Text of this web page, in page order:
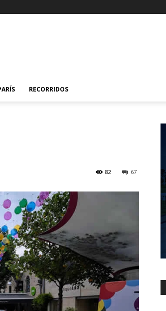
RECORRIDOS
67
82